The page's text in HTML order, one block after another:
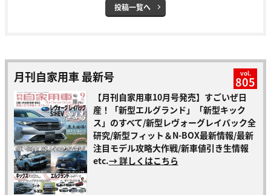
投稿一覧へ
月刊自家用車 最新号 vol.
805
【月刊自家用車10月号発売】すごいぜ日
産！「新型エルグランド」「新型キック
ス」のすべて/新型レヴォーグレイバック全
研究/新型フィット＆N-BOX最新情報/最新
注目モデル攻略大作戦/新車値引き生情報
etc.→ 詳しくはこちら